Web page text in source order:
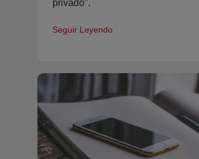
privado''.
Seguir Leyendo